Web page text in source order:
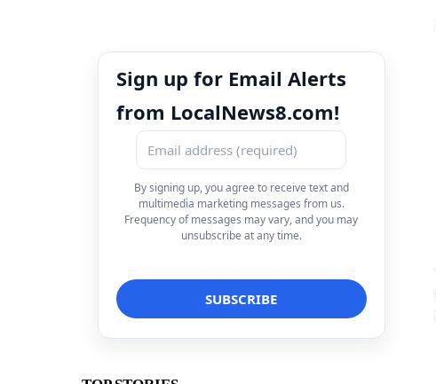
Sign up for Email Alerts
from LocalNews8.com!
By signing up, you agree to receive text and
multimedia marketing messages from us.
Frequency of messages may vary, and you may
unsubscribe at any time.